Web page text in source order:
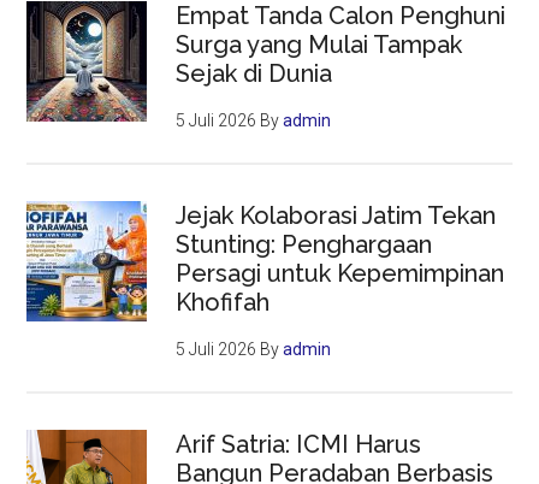
Empat Tanda Calon Penghuni
Surga yang Mulai Tampak
Sejak di Dunia
5 Juli 2026 Byadmin
Jejak Kolaborasi Jatim Tekan
Stunting: Penghargaan
Persagi untuk Kepemimpinan
Khofifah
5 Juli 2026 Byadmin
Arif Satria: ICMI Harus
Bangun Peradaban Berbasis